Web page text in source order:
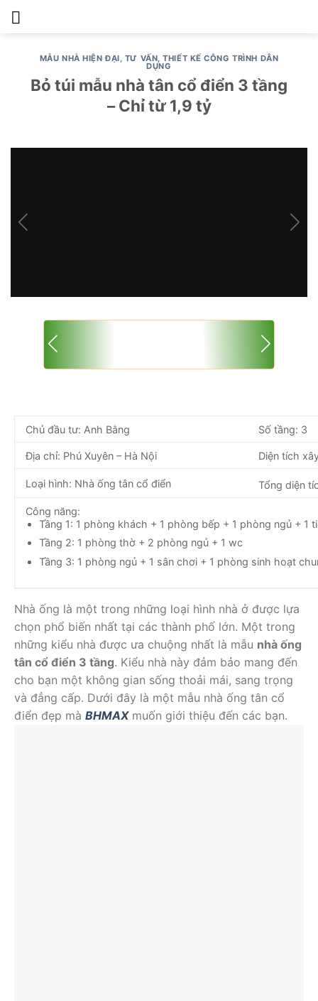
Skip
MẪU NHÀ HIỆN ĐẠI, TƯ VẤN, THIẾT KẾ CÔNG TRÌNH DÂN
DỤNG
Bỏ túi mẫu nhà tân cổ điển 3 tầng
– Chỉ từ 1,9 tỷ
Chủ đầu tư: Anh Bằng Số tầng: 3
Địa chỉ: Phú Xuyên – Hà Nội Diện tích
Loại hình: Nhà ống tân cổ điển Tổng diện
Công năng:
Tầng 1: 1 phòng khách + 1 phòng bếp + 1 phòng ngủ + 1
Tầng 2: 1 phòng thờ + 2 phòng ngủ + 1 wc
Tầng 3: 1 phòng ngủ + 1 sân chơi + 1 phòng sinh hoạt
Nhà ống là một trong những loại hình nhà ở được lựa
chọn phổ biến nhất tại các thành phố lớn. Một trong
những kiểu nhà được ưa chuộng nhất là mẫu nhà ống
tân cổ điển 3 tầng. Kiểu nhà này đảm bảo mang đến
cho bạn một không gian sống thoải mái, sang trọng
và đẳng cấp. Dưới đây là một mẫu nhà ống tân cổ
điển đẹp mà BHMAXmuốn giới thiệu đến các bạn.